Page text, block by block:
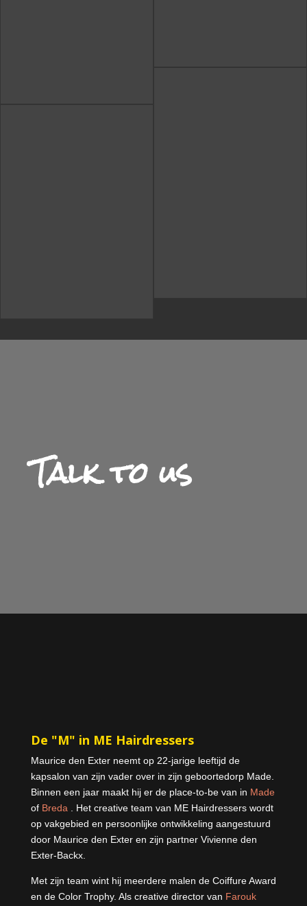
Talk to us
De "M" in ME Hairdressers
Maurice den Exter neemt op 22-jarige leeftijd de
kapsalon van zijn vader over in zijn geboortedorp Made.
Binnen een jaar maakt hij er de place-to-be van in Made
of Breda . Het creative team van ME Hairdressers wordt
op vakgebied en persoonlijke ontwikkeling aangestuurd
door Maurice den Exter en zijn partner Vivienne den
Exter-Backx.
Met zijn team wint hij meerdere malen de Coiffure Award
en de Color Trophy. Als creative director van Farouk